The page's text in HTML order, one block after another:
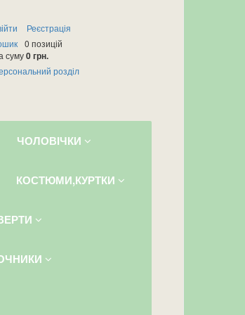
Реєстрація
0 позицій
суму0 грн.
розділ
ЧОЛОВІЧКИ
КОСТЮМИ,КУРТКИ